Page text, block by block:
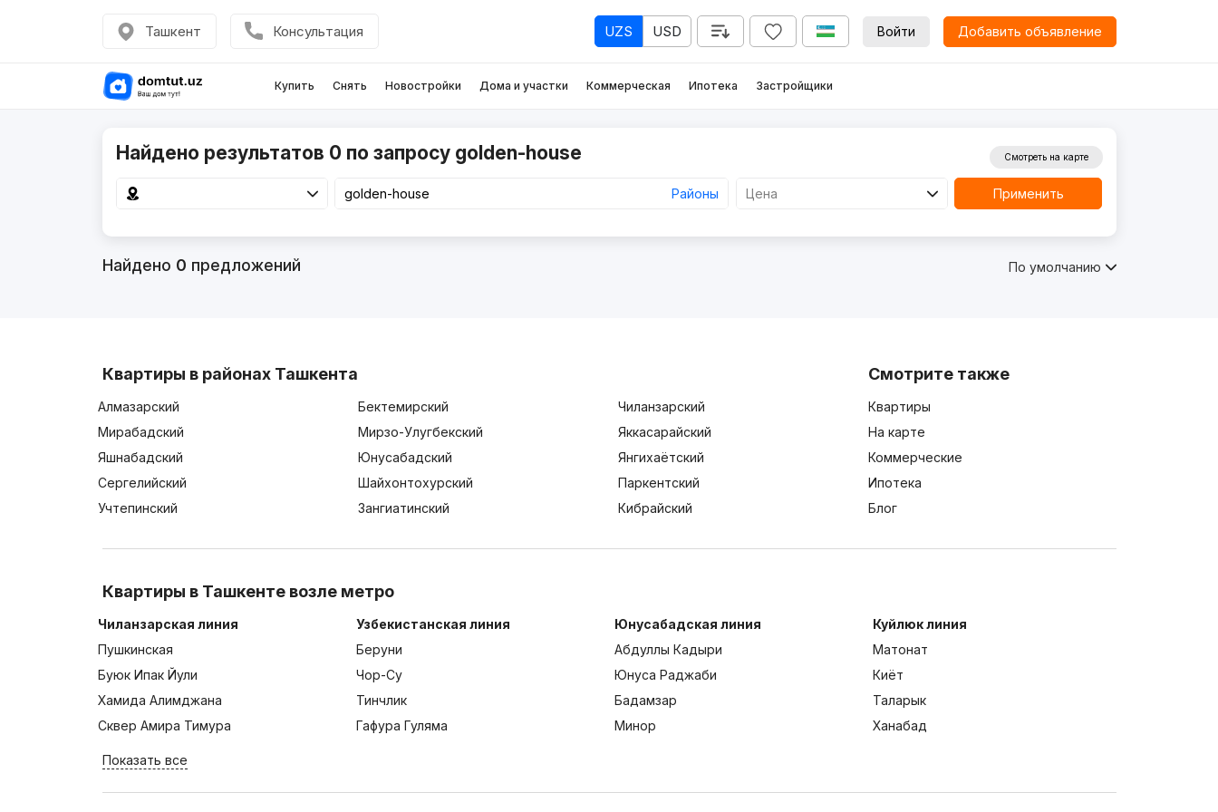
Ташкент Консультация UZS USD Войти Добавить объявление
Купить Снять Новостройки Дома и участки Коммерческая Ипотека Застройщики
Найдено результатов 0 по запросу golden-house
Районы Цена
Смотреть на карте
Применить
Найдено 0 предложений По умолчанию
Квартиры в районах Ташкента
Алмазарский Бектемирский
Чиланзарский
Мирабадский
Мирзо-Улугбекский
Яккасарайский
Яшнабадский
Юнусабадский
Янгихаётский
Сергелийский
Шайхонтохурский
Паркентский
Учтепинский
Зангиатинский Кибрайский
Смотрите также
Квартиры
На карте
Коммерческие
Ипотека
Блог
Квартиры в Ташкенте возле метро
Чиланзарская линия
Пушкинская
Буюк Ипак Йули
Хамида Алимджана
Сквер Амира Тимура
Узбекистанская линия
Беруни
Чор-Су
Тинчлик
Гафура Гуляма
Юнусабадская линия
Абдуллы Кадыри
Юнуса Раджаби
Бадамзар
Минор
Куйлюк линия
Матонат
Киёт
Таларык
Ханабад
Показать все